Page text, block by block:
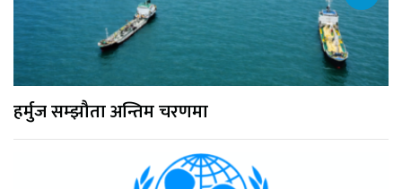
हर्मुज सम्झौता अन्तिम चरणमा